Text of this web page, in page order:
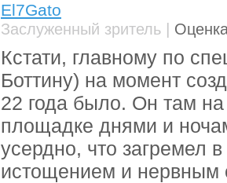
El7Gato
Заслуженный зритель |
Кстати, главному по
Боттину) на момент
22 года было. Он там
площадке днями и
усердно, что загремел
истощением и нервным